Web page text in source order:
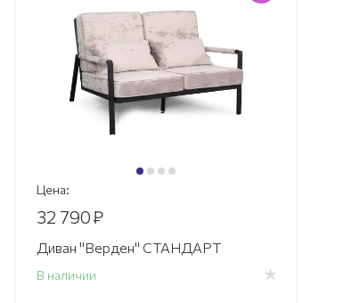
Цена:
32 790₽
Диван "Верден" СТАНДАРТ
В наличии